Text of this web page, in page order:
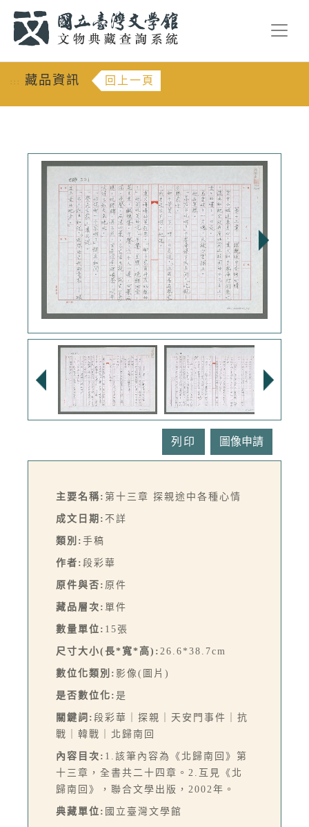
::: 藏品資訊 回上一頁
列印
主要名稱: 第十三章 探親途中各種心情
成文日期: 不詳
類別: 手稿
作者: 段彩華
原件與否: 原件
藏品層次: 單件
數量單位: 15張
尺寸大小(長*寬*高): 26.6*38.7cm
數位化類別: 影像(圖片)
是否數位化: 是
關鍵詞: 段彩華｜探親｜天安門事件｜抗
戰｜韓戰｜北歸南回
內容目次: 1.該筆內容為《北歸南回》第
十三章，全書共二十四章。2.互見《北
歸南回》，聯合文學出版，2002年。
典藏單位: 國立臺灣文學館